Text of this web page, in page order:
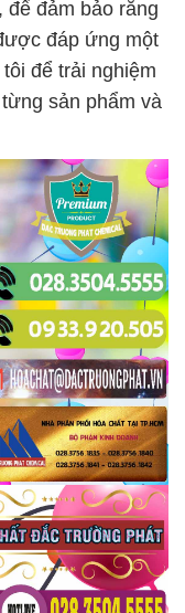
để đảm bảo rằng
đáp ứng một
để trải nghiệm
sản phẩm và